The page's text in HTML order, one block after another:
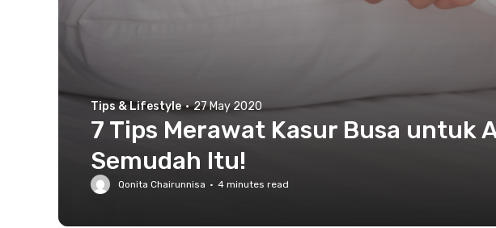
Tips & Lifestyle · 27 May 2020
7 Tips Merawat Kasur Busa untuk
Semudah Itu!
Qonita Chairunnisa · 4 minutes read